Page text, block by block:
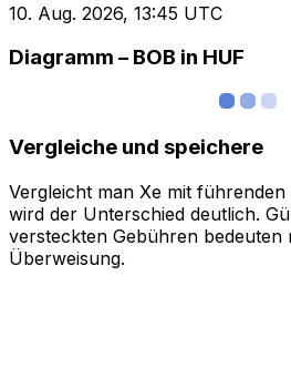
10. Aug. 2026, 13:45 UTC
Diagramm – BOB in HUF
Vergleiche und speichere
Vergleicht man Xe mit
wird der Unterschied deutlich.
versteckten Gebühren bedeuten
Überweisung.